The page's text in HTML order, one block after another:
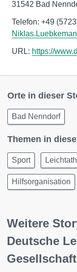
31542 Bad
Telefon: +49
URL: https://
Orte in dieser
Bad Nenndorf
Themen in
Sport
Hilfsorganisation
Weitere
Deutsche
Gesellschaft